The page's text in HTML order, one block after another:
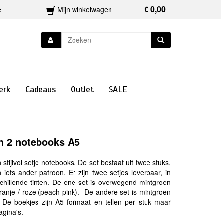
Mijn winkelwagen € 0,00
Cadeaus Outlet SALE
2 notebooks A5
stijlvol setje notebooks. De set bestaat uit twee stuks,
iets ander patroon. Er zijn twee setjes leverbaar, in
tinten. De ene set is overwegend mintgroen
/ roze (peach pink). De andere set is mintgroen
boekjes zijn A5 formaat en tellen per stuk maar